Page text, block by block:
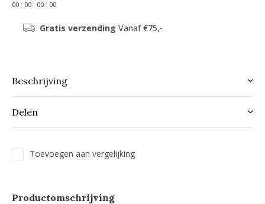
00 : 00 : 00 : 00
Gratis verzending Vanaf €75,-
Beschrijving
Delen
Toevoegen aan vergelijking
Productomschrijving